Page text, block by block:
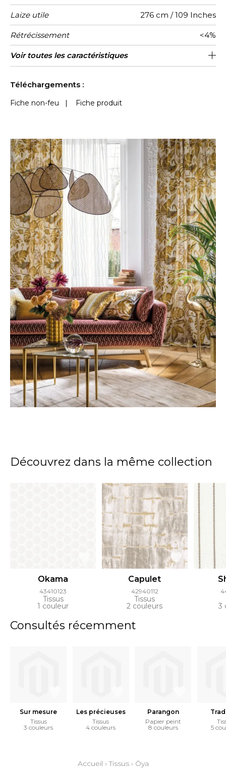
Laize utile 276 cm / 109 Inches
Rétrécissement <4%
Sens De haut
Poids g/m² 150
Performance
Accoustique
aw - 0.15
Usage
Entretien
Pays
d'origine
Inde
Rapport
Horizontal
46 cm / 18 Inches
Rapport
Vertical
24 cm / 9 Inches
Caractéristiques
Outdoor
Voir toutes les caractéristiques
Téléchargements :
Fiche non-feu | Fiche produit
Découvrez dans la même collection
Okama
43410123
Tissus
1 couleur
Capulet
42940112
Tissus
2 couleurs 3
Consultés récemment
Sur mesure
Tissus
3 couleurs
Les précieuses
Tissus
4 couleurs
Parangon
Papier peint
8 couleurs
5
Accueil ›Tissus› Ôya